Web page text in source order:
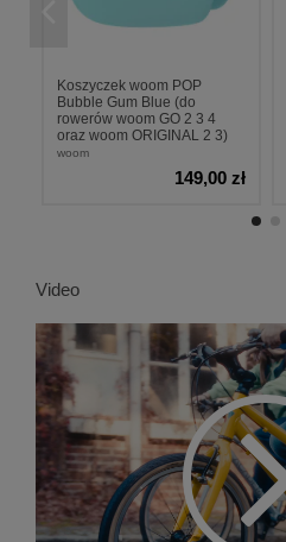
Koszyczek woom POP
Bubble Gum Blue (do
rowerów woom GO 2 3 4
oraz woom ORIGINAL 2 3)
woom
149,00 zł
Video